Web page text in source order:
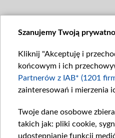
Szanujemy Twoją
Kliknij "Akceptuję i
końcowym i ich
Partnerów z IAB* (1201
zainteresowań i mierzenia
Twoje dane osobowe
takich jak: pliki cookie,
udostępnianie funkcji